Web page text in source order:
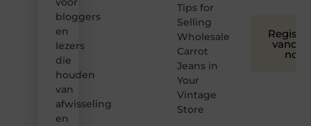
bloggers
en
lezers
die
houden
van
afwisseling
en
Tips for
Selling
Wholesale
Carrot
Jeans in
Your
Vintage
Store
nog